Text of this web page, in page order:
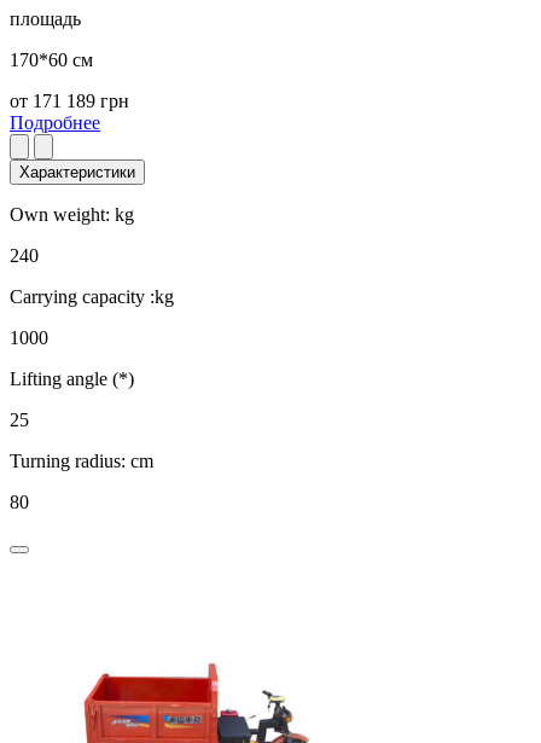
площадь
170*60 см
от 171 189 грн
Подробнее
Характеристики
Own weight: kg
240
Carrying capacity :kg
1000
Lifting angle (*)
25
Turning radius: cm
80